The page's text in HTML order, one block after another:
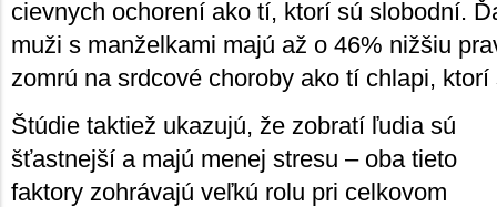
cievnych ochorení ako tí, ktorí sú slobodní.
muži s manželkami majú až o 46% nižšiu
zomrú na srdcové choroby ako tí chlapi, ktorí
Štúdie taktiež ukazujú, že zobratí ľudia sú
šťastnejší a majú menej stresu – oba tieto
faktory zohrávajú veľkú rolu pri celkovom